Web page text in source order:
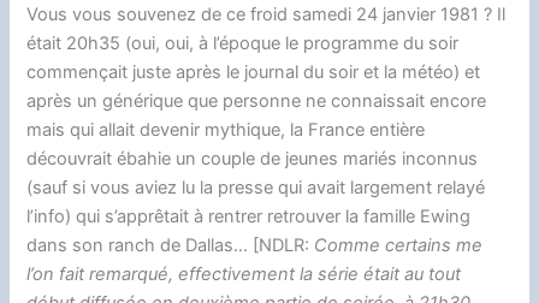
e
b
o
o
k
d
t
e
s
k
y
s
e
n
g
e
r
t
o
d
o
n
e
a
d
s
y
L
i
n
k
i
l
r
t
a
g
e
r
Vous vous souvenez de ce froid samedi 24 janvier 1981 ? Il
était 20h35 (oui, oui, à l’époque le programme du soir
commençait juste après le journal du soir et la météo) et
après un générique que personne ne connaissait encore
mais qui allait devenir mythique, la France entière
découvrait ébahie un couple de jeunes mariés inconnus
(sauf si vous aviez lu la presse qui avait largement relayé
l’info) qui s’apprêtait à rentrer retrouver la famille Ewing
dans son ranch de Dallas… [NDLR: Comme certains me
l’on fait remarqué, effectivement la série était au tout